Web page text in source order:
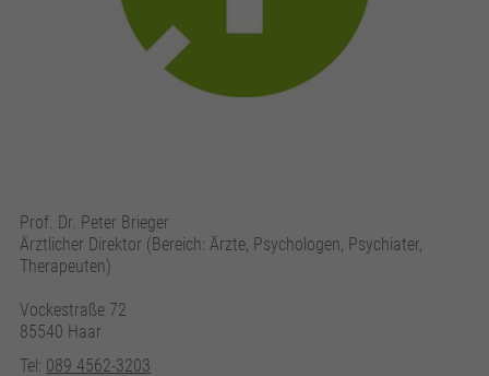
Prof. Dr. Peter Brieger
Ärztlicher Direktor (Bereich: Ärzte, Psychologen, Psychiater,
Therapeuten)
Vockestraße 72
85540 Haar
Tel: 089 4562-3203